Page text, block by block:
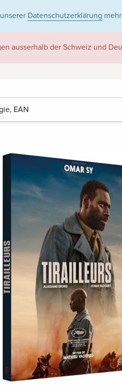
Datenschutzerklärung
ausserhalb der Schweiz und